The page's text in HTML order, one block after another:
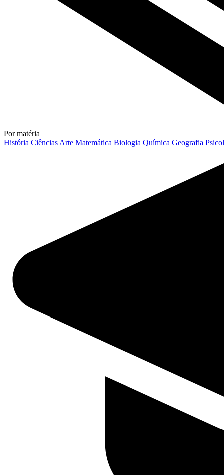
Por matéria
História Ciências Arte Matemática Biologia Química Geografia